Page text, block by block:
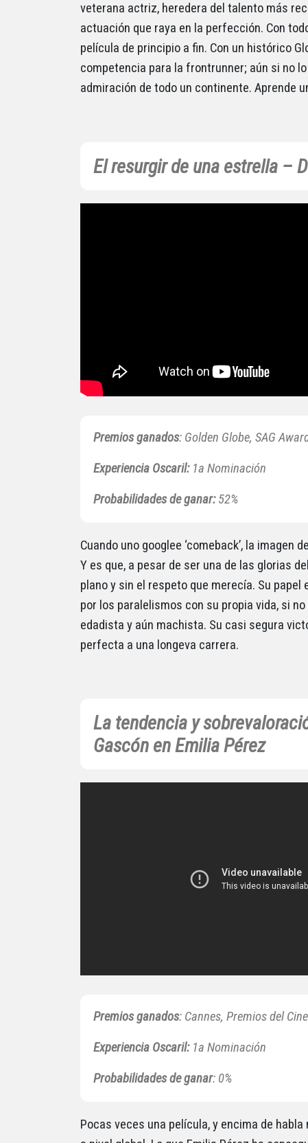
veterana actriz, heredera del talento más
actuación que raya en la perfección. Con
película de principio a fin. Con un histórico
competencia para la frontrunner; aún si no
admiración de todo un continente. Aprende
El resurgir de una estrella –
Premios ganados: Golden Globe, SAG
Experiencia Oscaril:1a Nominación
Probabilidades de ganar:52%
Cuando uno googlee ‘comeback’, la
Y es que, a pesar de ser una de las glorias
plano y sin el respeto que merecía. Su
por los paralelismos con su propia vida, si
edadista y aún machista. Su casi segura
perfecta a una longeva carrera.
La tendencia y
Gascón en Emilia Pérez
Premios ganados: Cannes, Premios del
Experiencia Oscaril:1a Nominación
Probabilidades de ganar: 0%
Pocas veces una película, y encima de